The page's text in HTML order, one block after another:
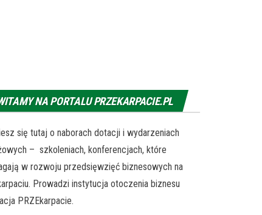
NA PORTALU PRZEKARPACIE.PL
się tutaj o naborach dotacji i wydarzeniach
– szkoleniach, konferencjach, które
w rozwoju przedsięwzięć biznesowych na
Prowadzi instytucja otoczenia biznesu
PRZEkarpacie.